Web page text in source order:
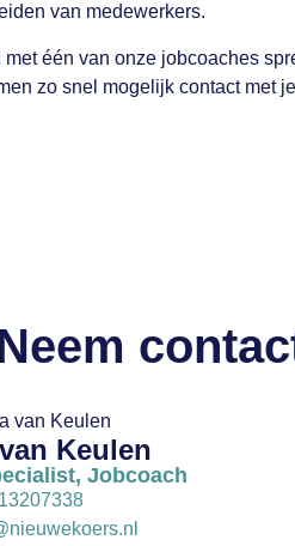
van medewerkers.
één van onze jobcoaches
zo snel mogelijk contact met
Keulen
Jobcoach